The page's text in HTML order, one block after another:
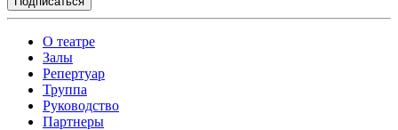
О театре
Залы
Репертуар
Труппа
Руководство
Партнеры